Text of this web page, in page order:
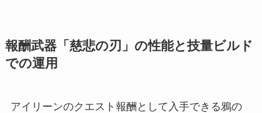
報酬武器「慈悲の刃」の性能と技量ビルド
での運用
アイリーンのクエスト報酬として入手できる鴉の